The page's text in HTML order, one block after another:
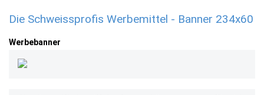
Die Schweissprofis Werbemittel - Banner 234x60
Werbebanner